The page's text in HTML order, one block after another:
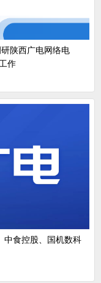
陕西广电网络电
作
中食控股、国机数科